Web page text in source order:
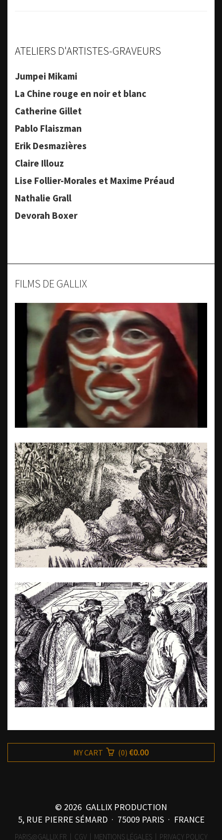
ATELIERS D'ARTISTES-GRAVEURS
Jumpei Mikami
La Chine rouge en noir et blanc
Catherine Gillet
Pablo Flaiszman
Erik Desmazières
Claire Illouz
Lise Follier-Morales et Maxime Préaud
Nathalie Grall
Devorah Boxer
FILMS DE GALLIX
MY CART (0) €0.00
© 2026 GALLIX PRODUCTION
5, RUE PIERRE SÉMARD · 75009 PARIS · FRANCE
PARIS@GALLIX.FR CGV| MENTIONS LÉGALES| PRIVACY POLICY